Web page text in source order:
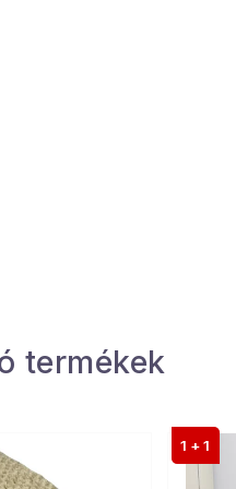
termékek
1 + 1